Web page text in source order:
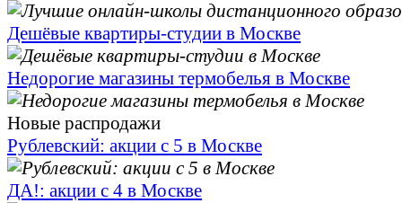
Дешёвые квартиры-студии в Москве
Недорогие магазины термобелья в Москве
Новые распродажи
Рублевский: акции с 5 в Москве
ДА!: акции с 4 в Москве